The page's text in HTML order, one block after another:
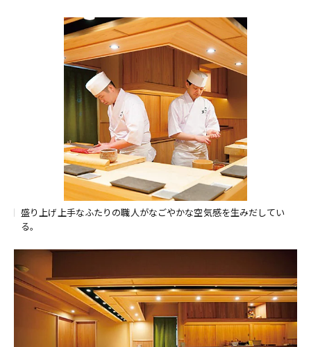
盛り上げ上手なふたりの職人がなごやかな空気感を生みだしてい
る。